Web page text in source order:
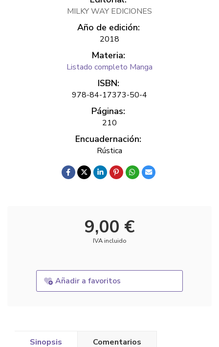
MILKY WAY EDICIONES
Año de edición:
2018
Materia:
Listado completo Manga
ISBN:
978-84-17373-50-4
Páginas:
210
Encuadernación:
Rústica
9,00 €
IVA incluido
Añadir a favoritos
Sinopsis Comentarios